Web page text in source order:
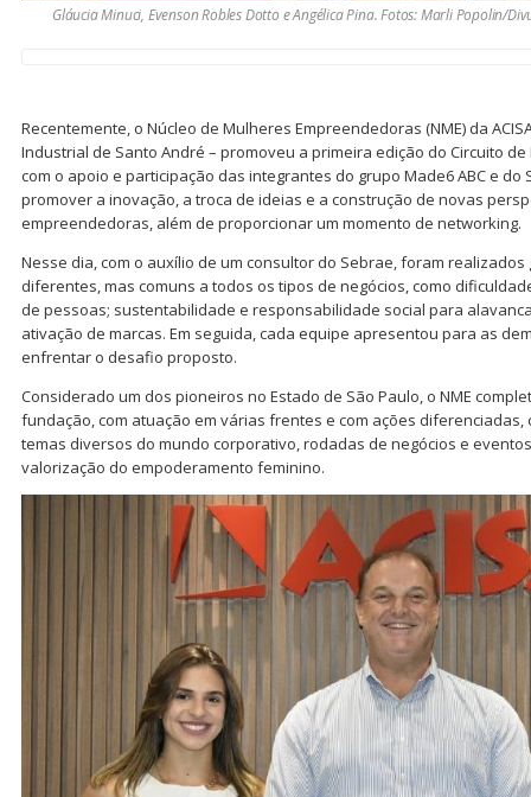
Gláucia Minuci, Evenson Robles Dotto e Angélica Pina. Fotos: Marli Popolin/
Recentemente, o Núcleo de Mulheres Empreendedoras (NME) da
Industrial de Santo André – promoveu a primeira edição do Circuito
com o apoio e participação das integrantes do grupo Made6 ABC e
promover a inovação, a troca de ideias e a construção de novas
empreendedoras, além de proporcionar um momento de networking.
Nesse dia, com o auxílio de um consultor do Sebrae, foram
diferentes, mas comuns a todos os tipos de negócios, como
de pessoas; sustentabilidade e responsabilidade social para
ativação de marcas. Em seguida, cada equipe apresentou para as
enfrentar o desafio proposto.
Considerado um dos pioneiros no Estado de São Paulo, o NME
fundação, com atuação em várias frentes e com ações
temas diversos do mundo corporativo, rodadas de negócios e
valorização do empoderamento feminino.